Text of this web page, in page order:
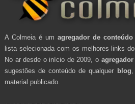
A Colmeia é um agregador de conteúdo
lista selecionada com os melhores links
No ar desde o início de 2009, o
sugestões de conteúdo de qualquer blog
material publicado.